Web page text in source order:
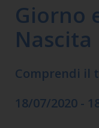
Giorno
Nascita
Comprendi il
18/07/2020 -